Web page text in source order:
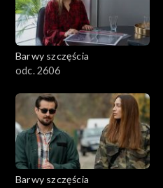
Barwy szczęścia
odc. 2606
Barwy szczęścia